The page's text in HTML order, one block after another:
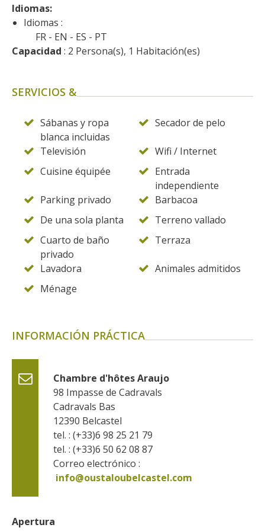
kilómetros
Los más bonitos pueblos en
Francia
El Pays des Bastides du
Las ciudades y países de
arte y historia
De la valle del Lot al País
Patrimonio mundial de la
UNESCO
Idiomas:
Idiomas :
FR
EN ES
PT
Capacidad : 2 Persona(s), 1 Habitación(es)
SERVICIOS &
Sábanas y ropa
blanca incluidas
Secador de pelo
Televisión
Wifi / Internet
Cuisine équipée
Entrada
independiente
Parking privado
Barbacoa
De una sola planta
Terreno vallado
Cuarto de baño
privado
Terraza
Lavadora
Animales admitidos
Ménage
INFORMACIÓN PRÁCTICA
Chambre d'hôtes Araujo
98 Impasse de Cadravals
Cadravals Bas
12390 Belcastel
tel. : (+33)6 98 25 21 79
tel. : (+33)6 50 62 08 87
Correo electrónico :
info@oustaloubelcastel.com
Apertura